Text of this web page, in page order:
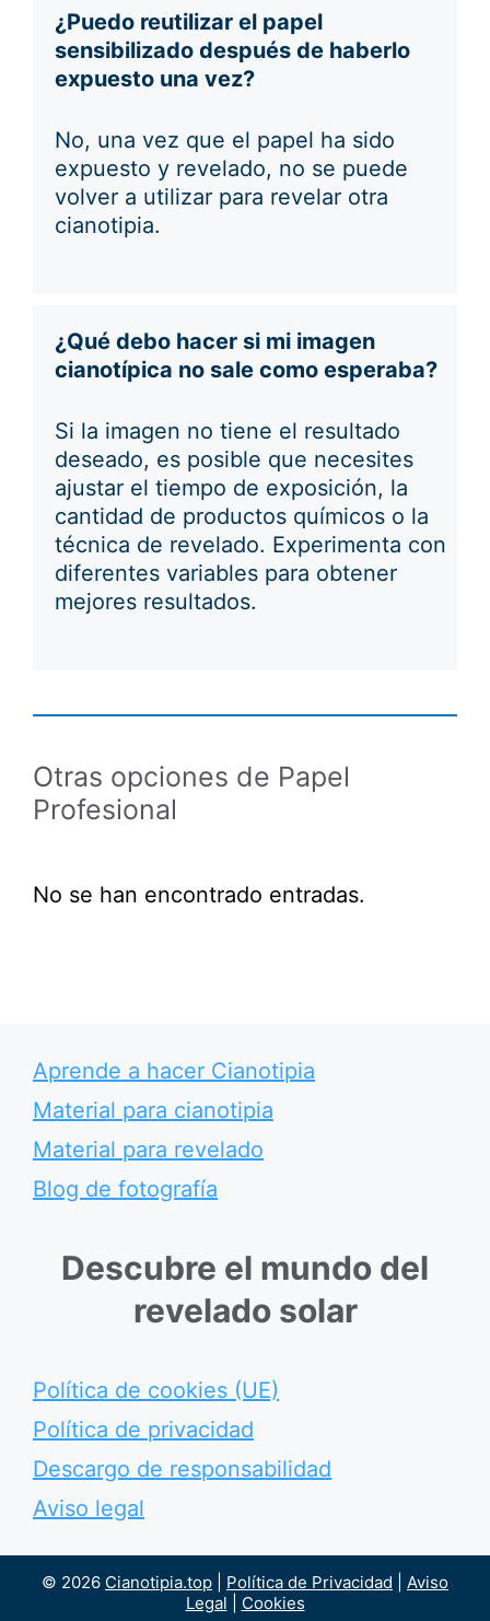
¿Puedo reutilizar el papel
sensibilizado después de haberlo
expuesto una vez?
No, una vez que el papel ha sido
expuesto y revelado, no se puede
volver a utilizar para revelar otra
cianotipia.
¿Qué debo hacer si mi imagen
cianotípica no sale como esperaba?
Si la imagen no tiene el resultado
deseado, es posible que necesites
ajustar el tiempo de exposición, la
cantidad de productos químicos o la
técnica de revelado. Experimenta con
diferentes variables para obtener
mejores resultados.
Otras opciones de Papel
Profesional
No se han encontrado entradas.
Aprende a hacer Cianotipia
Material para cianotipia
Material para revelado
Blog de fotografía
Descubre el mundo del
revelado solar
Política de cookies (UE)
Política de privacidad
Descargo de responsabilidad
Aviso legal
© 2026 Cianotipia.top Política de Privacidad
Aviso
Legal
Cookies